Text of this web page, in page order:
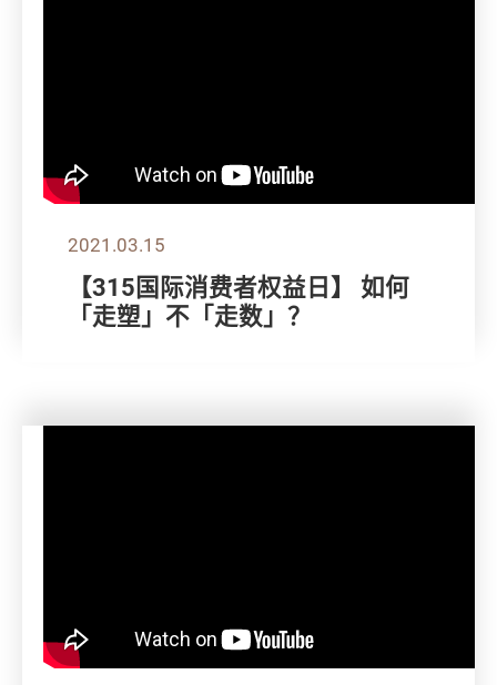
2021.03.15
【315国际消费者权益日】 如何
「走塑」不「走数」？